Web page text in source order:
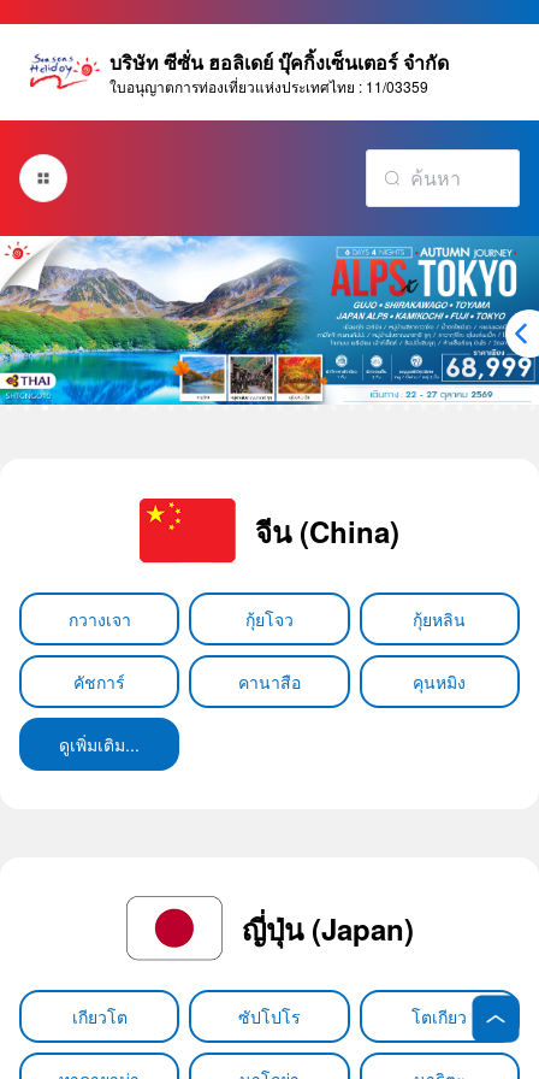
บริษัท ซีซั่น ฮอลิเดย์ บุ๊คกิ้งเซ็นเตอร์ จำกัด
ใบอนุญาตการท่องเที่ยวแห่งประเทศไทย : 11/03359
จีน (China)
กวางเจา กุ้ยโจว กุ้ยหลิน
คัชการ์ คานาสือ คุนหมิง
ดูเพิ่มเติม...
ญี่ปุ่น (Japan)
เกียวโต ซัปโปโร โตเกียว